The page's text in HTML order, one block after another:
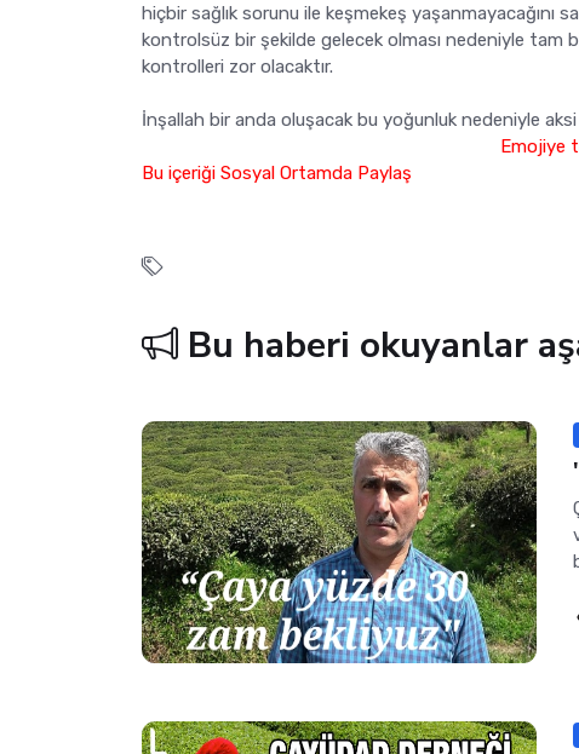
hiçbir sağlık sorunu ile keşmekeş yaşanmayacağını
kontrolsüz bir şekilde gelecek olması nedeniyle tam
kontrolleri zor olacaktır.
İnşallah bir anda oluşacak bu yoğunluk nedeniyle aksi
Emojiye
Bu içeriği Sosyal Ortamda Paylaş
Bu haberi okuyanlar